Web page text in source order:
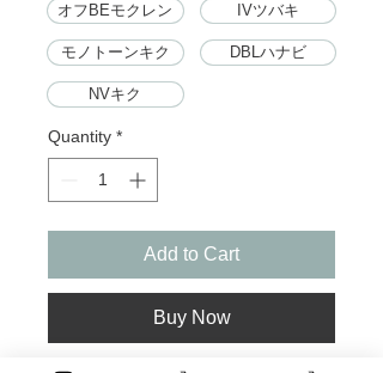
オフBEモクレン IVツバキ
モノトーンキク DBLハナビ
NVキク
Quantity *
Add to Cart
Buy Now